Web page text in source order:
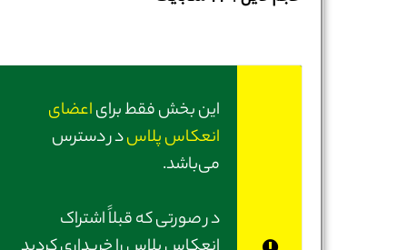
این بخش فقط برایاعضای
انعکاس پلاسدر دسترس
می‌باشد.
در صورتی‌ که قبلاً اشتراک